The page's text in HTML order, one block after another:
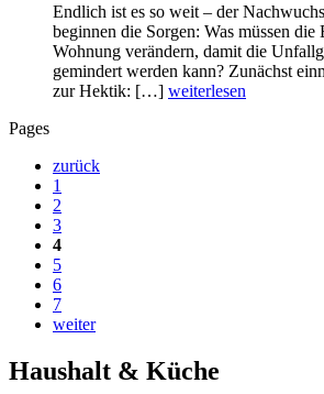
Endlich ist es so weit – der
beginnen die Sorgen: Was müssen die
Wohnung verändern, damit die
gemindert werden kann? Zunächst
zur Hektik: […] weiterlesen
Pages
zurück
1
2
3
4
5
6
7
weiter
Haushalt & Küche